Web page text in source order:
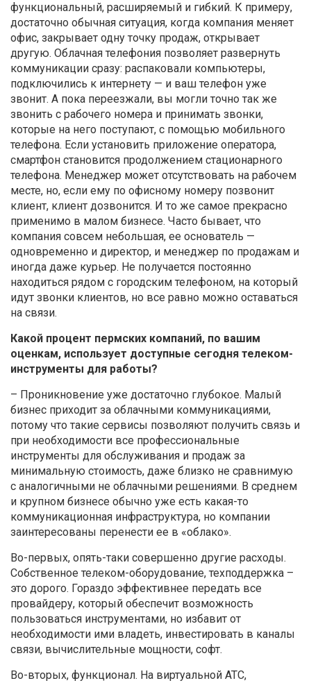
функциональный, расширяемый и гибкий. К примеру,
достаточно обычная ситуация, когда компания меняет
офис, закрывает одну точку продаж, открывает
другую. Облачная телефония позволяет развернуть
коммуникации сразу: распаковали компьютеры,
подключились к интернету — и ваш телефон уже
звонит. А пока переезжали, вы могли точно так же
звонить с рабочего номера и принимать звонки,
которые на него поступают, с помощью мобильного
телефона. Если установить приложение оператора,
смартфон становится продолжением стационарного
телефона. Менеджер может отсутствовать на рабочем
месте, но, если ему по офисному номеру позвонит
клиент, клиент дозвонится. И то же самое прекрасно
применимо в малом бизнесе. Часто бывает, что
компания совсем небольшая, ее основатель —
одновременно и директор, и менеджер по продажам и
иногда даже курьер. Не получается постоянно
находиться рядом с городским телефоном, на который
идут звонки клиентов, но все равно можно оставаться
на связи.
Какой процент пермских компаний, по вашим
оценкам, использует доступные сегодня телеком-
инструменты для работы?
– Проникновение уже достаточно глубокое. Малый
бизнес приходит за облачными коммуникациями,
потому что такие сервисы позволяют получить связь и
при необходимости все профессиональные
инструменты для обслуживания и продаж за
минимальную стоимость, даже близко не сравнимую
с аналогичными не облачными решениями. В среднем
и крупном бизнесе обычно уже есть какая-то
коммуникационная инфраструктура, но компании
заинтересованы перенести ее в «облако».
Во-первых, опять-таки совершенно другие расходы.
Собственное телеком-оборудование, техподдержка –
это дорого. Гораздо эффективнее передать все
провайдеру, который обеспечит возможность
пользоваться инструментами, но избавит от
необходимости ими владеть, инвестировать в каналы
связи, вычислительные мощности, софт.
Во-вторых, функционал. На виртуальной АТС,